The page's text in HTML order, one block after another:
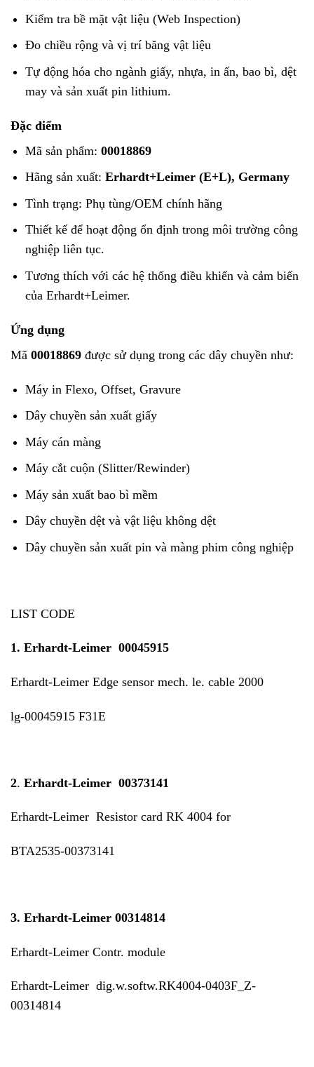
Kiểm tra bề mặt vật liệu (Web Inspection)
Đo chiều rộng và vị trí băng vật liệu
Tự động hóa cho ngành giấy, nhựa, in ấn, bao bì, dệt
may và sản xuất pin lithium.
Đặc điểm
Mã sản phẩm: 00018869
Hãng sản xuất: Erhardt+Leimer (E+L), Germany
Tình trạng: Phụ tùng/OEM chính hãng
Thiết kế để hoạt động ổn định trong môi trường công
nghiệp liên tục.
Tương thích với các hệ thống điều khiển và cảm biến
của Erhardt+Leimer.
Ứng dụng
Mã 00018869 được sử dụng trong các dây chuyền như:
Máy in Flexo, Offset, Gravure
Dây chuyền sản xuất giấy
Máy cán màng
Máy cắt cuộn (Slitter/Rewinder)
Máy sản xuất bao bì mềm
Dây chuyền dệt và vật liệu không dệt
Dây chuyền sản xuất pin và màng phim công nghiệp
LIST CODE
1. Erhardt-Leimer 00045915
Erhardt-Leimer Edge sensor mech. le. cable 2000
lg-00045915 F31E
2. Erhardt-Leimer 00373141
Erhardt-Leimer Resistor card RK 4004 for
BTA2535-00373141
3. Erhardt-Leimer 00314814
Erhardt-Leimer Contr. module
Erhardt-Leimer dig.w.softw.RK4004-0403F_Z-
00314814